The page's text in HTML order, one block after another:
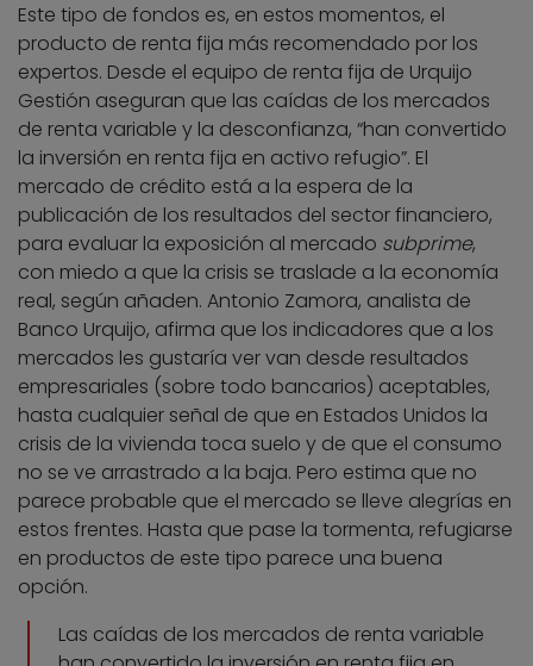
Este tipo de fondos es, en estos momentos, el
producto de renta fija más recomendado por los
expertos. Desde el equipo de renta fija de Urquijo
Gestión aseguran que las caídas de los mercados
de renta variable y la desconfianza, “han convertido
la inversión en renta fija en activo refugio”. El
mercado de crédito está a la espera de la
publicación de los resultados del sector financiero,
para evaluar la exposición al mercado subprime,
con miedo a que la crisis se traslade a la economía
real, según añaden. Antonio Zamora, analista de
Banco Urquijo, afirma que los indicadores que a los
mercados les gustaría ver van desde resultados
empresariales (sobre todo bancarios) aceptables,
hasta cualquier señal de que en Estados Unidos la
crisis de la vivienda toca suelo y de que el consumo
no se ve arrastrado a la baja. Pero estima que no
parece probable que el mercado se lleve alegrías en
estos frentes. Hasta que pase la tormenta, refugiarse
en productos de este tipo parece una buena
opción.
Las caídas de los mercados de renta variable